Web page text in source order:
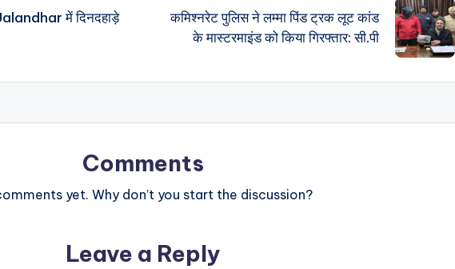
में दिनदहाड़े
कमिश्नरेट पुलिस ने लम्मा पिंड ट्रक लूट कांड
के मास्टरमाइंड को किया गिरफ्तार: सी.पी
Comments
yet. Why don’t you start the discussion?
Leave a Reply